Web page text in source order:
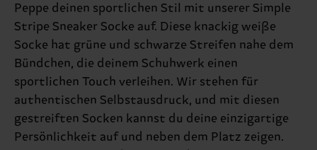
Peppe deinen sportlichen Stil mit unserer Simple
Stripe Sneaker Socke auf. Diese knackig weiße
Socke hat grüne und schwarze Streifen nahe dem
Bündchen, die deinem Schuhwerk einen
sportlichen Touch verleihen. Wir stehen für
authentischen Selbstausdruck, und mit diesen
gestreiften Socken kannst du deine einzigartige
Persönlichkeit auf und neben dem Platz zeigen.